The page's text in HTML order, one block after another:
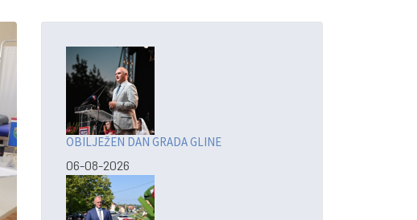
OBILJEŽEN DAN GRADA GLINE
06-08-2026